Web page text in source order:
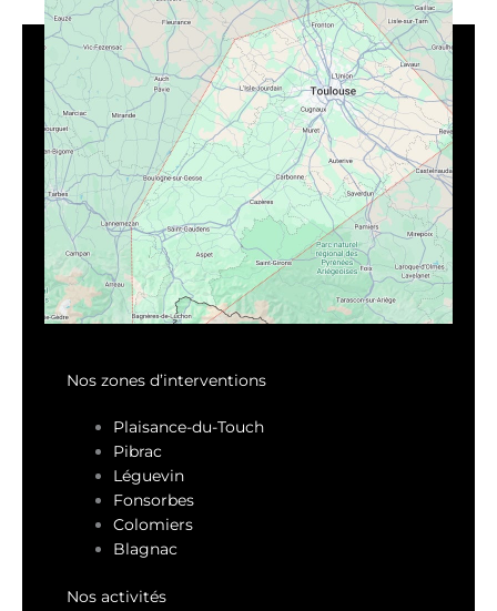
Nos zones d’interventions
Plaisance-du-Touch
Pibrac
Léguevin
Fonsorbes
Colomiers
Blagnac
Nos activités